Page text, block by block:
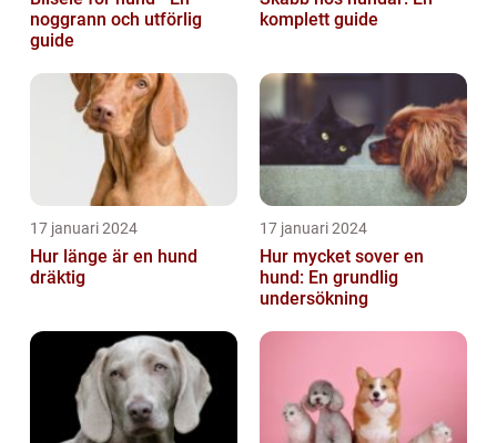
noggrann och utförlig
guide
komplett guide
17 januari 2024
Hur länge är en hund
dräktig
17 januari 2024
Hur mycket sover en
hund: En grundlig
undersökning